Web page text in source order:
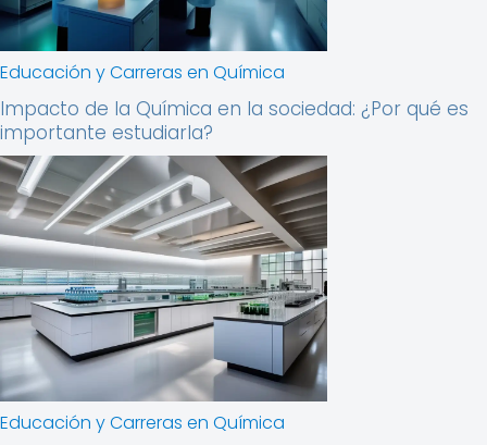
Educación y Carreras en Química
Impacto de la Química en la sociedad: ¿Por qué es
importante estudiarla?
Educación y Carreras en Química